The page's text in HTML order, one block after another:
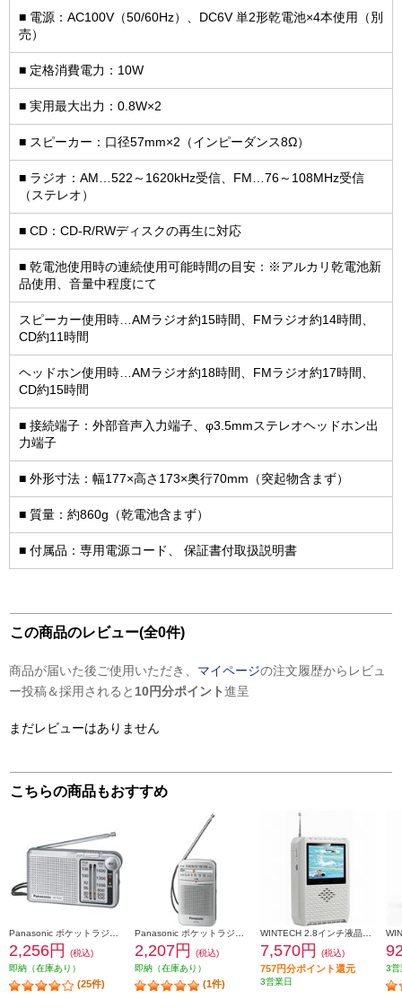
■ 電源：AC100V（50/60Hz）、DC6V 単2形乾電池×4本使用（別
売）
■ 定格消費電力：10W
■ 実用最大出力：0.8W×2
■ スピーカー：口径57mm×2（インピーダンス8Ω）
■ ラジオ：AM…522～1620kHz受信、FM…76～108MHz受信
（ステレオ）
■ CD：CD-R/RWディスクの再生に対応
■ 乾電池使用時の連続使用可能時間の目安：※アルカリ乾電池新
品使用、音量中程度にて
スピーカー使用時…AMラジオ約15時間、FMラジオ約14時間、
CD約11時間
ヘッドホン使用時…AMラジオ約18時間、FMラジオ約17時間、
CD約15時間
■ 接続端子：外部音声入力端子、φ3.5mmステレオヘッドホン出
力端子
■ 外形寸法：幅177×高さ173×奥行70mm（突起物含まず）
■ 質量：約860g（乾電池含まず）
■ 付属品：専用電源コード、 保証書付取扱説明書
この商品のレビュー(全0件)
商品が届いた後ご使用いただき、 マイページの注文履歴からレビュ
ー投稿＆採用されると 10円分ポイント進呈
まだレビューはありません
こちらの商品もおすすめ
2,256円
(税込)
即納（在庫あり）
(25件)
2,207円
(税込)
即納（在庫あり）
(1件)
7,570円 (税込)
757円分ポイント還元
3営業日
3営